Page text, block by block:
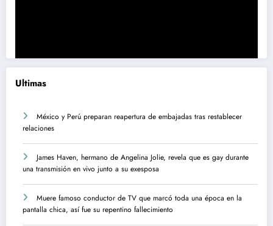
Ultimas
México y Perú preparan reapertura de embajadas tras restablecer
relaciones
James Haven, hermano de Angelina Jolie, revela que es gay durante
una transmisión en vivo junto a su exesposa
Muere famoso conductor de TV que marcó toda una época en la
pantalla chica, así fue su repentino fallecimiento